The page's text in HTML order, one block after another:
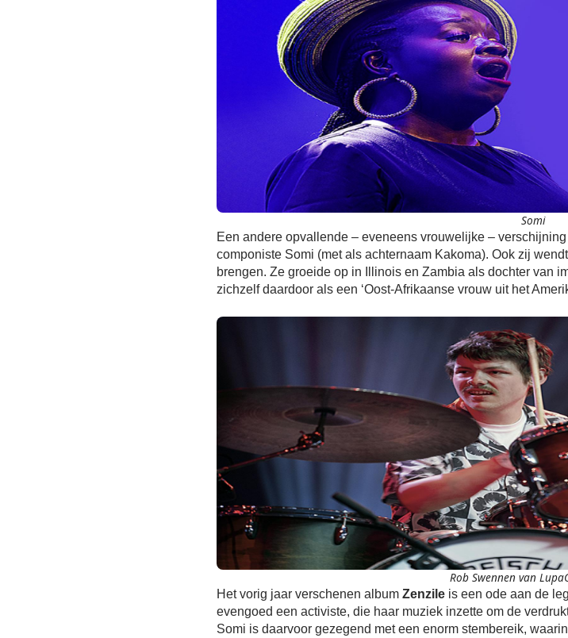
Somi
Een andere opvallende – eveneens vrouwelijke –
componiste Somi (met als achternaam Kakoma). Ook zij
brengen. Ze groeide op in Illinois en Zambia als dochter van
zichzelf daardoor als een ‘Oost-Afrikaanse vrouw uit het
Rob Swennen van
Het vorig jaar verschenen album Zenzile is een ode aan de
evengoed een activiste, die haar muziek inzette om de
Somi is daarvoor gezegend met een enorm stembereik,